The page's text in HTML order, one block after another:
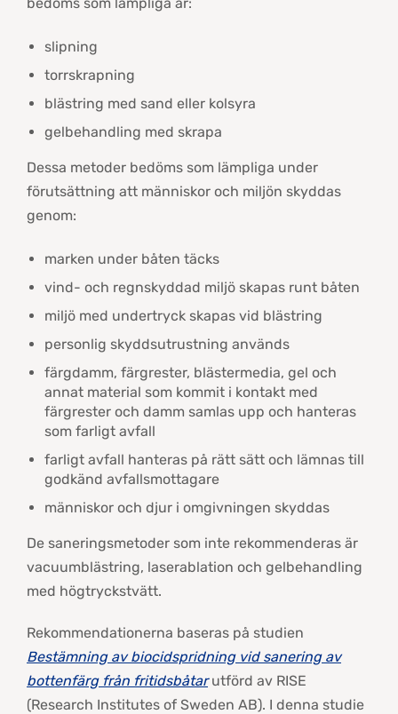
slipning
torrskrapning
blästring med sand eller kolsyra
gelbehandling med skrapa
Dessa metoder bedöms som lämpliga under
förutsättning att människor och miljön skyddas
genom:
marken under båten täcks
vind- och regnskyddad miljö skapas runt båten
miljö med undertryck skapas vid blästring
personlig skyddsutrustning används
färgdamm, färgrester, blästermedia, gel och
annat material som kommit i kontakt med
färgrester och damm samlas upp och hanteras
som farligt avfall
farligt avfall hanteras på rätt sätt och lämnas till
godkänd avfallsmottagare
människor och djur i omgivningen skyddas
De saneringsmetoder som inte rekommenderas är
vacuumblästring, laserablation och gelbehandling
med högtryckstvätt.
Rekommendationerna baseras på studien
Bestämning av biocidspridning vid sanering av
bottenfärg från fritidsbåtarutförd av RISE
(Research Institutes of Sweden AB). I denna studie